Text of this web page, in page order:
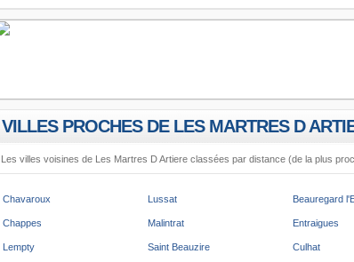
VILLES PROCHES DE LES MARTRES D
Les villes voisines de Les Martres D Artiere classées par distance (de la plus
Chavaroux Lussat Beauregard
Chappes Malintrat Entraigues
Lempty Saint Beauzire Culhat